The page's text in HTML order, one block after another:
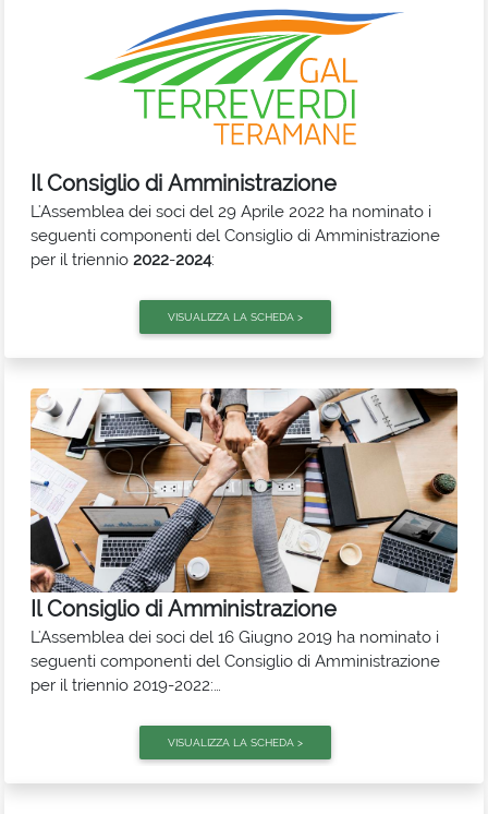
Giovanna D'Ignazio
Elena Nicodemi
Liana Ciccone
Il Consiglio di Amministrazione
L'Assemblea dei soci del 29 Aprile 2022 ha nominato i
seguenti componenti del Consiglio di Amministrazione
per il triennio 2022-2024:
Pasquale Cantoro- Presidente del CdA
Mauro Giovanni Scarpantonio- Vice Presidente del CdA
Sofia Bernardo- Consigliere
D'Ambrosio Walter- Consigliere
D'Ignazio Giovanna - Consigliere
Erasmi Daniele- Consigliere
Lanciotti Gloriano- Consigliere
Nicodemi Elena- Consigliere
Traini Laura– Consigliere
Il Consiglio di Amministrazione
L'Assemblea dei soci del 16 Giugno 2019 ha nominato i
seguenti componenti del Consiglio di Amministrazione
per il triennio 2019-2022:
Pasquale Cantoro
Mauro Giovanni Scarpantonio- Vice Presidente del CdA
Sofia Bernardo- Consigliere